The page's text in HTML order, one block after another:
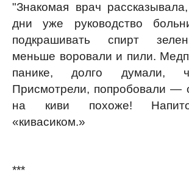
"Знакомая врач
дни уже руководство
подкрашивать спирт
меньше воровали и пили.
панике, долго думали,
Присмотрели, попробовали —
на киви похоже!
«кивасиком.»
***